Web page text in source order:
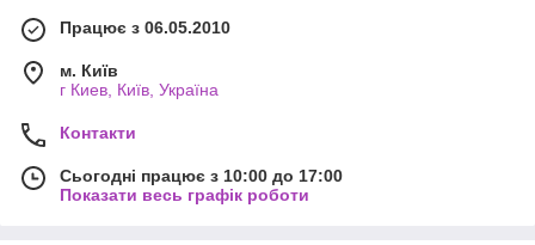
Працює з 06.05.2010
м. Київ
г Киев, Київ, Україна
Контакти
Сьогодні працює з 10:00 до 17:00
Показати весь графік роботи